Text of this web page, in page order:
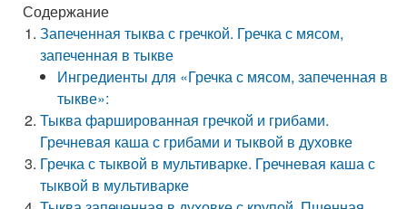
Содержание
Запеченная тыква с гречкой. Гречка с мясом,
запеченная в тыкве
Ингредиенты для «Гречка с мясом, запеченная в
тыкве»:
Тыква фаршированная гречкой и грибами.
Гречневая каша с грибами и тыквой в духовке
Гречка с тыквой в мультиварке. Гречневая каша с
тыквой в мультиварке